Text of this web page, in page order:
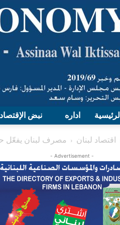
نبض الإقتصاد اداره الرئيسية
اقتصاد لبنان
مصرف لبنان يفعّل
- Advertisement -